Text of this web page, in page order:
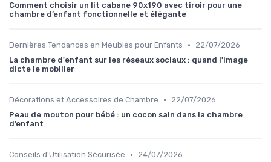
Comment choisir un lit cabane 90x190 avec tiroir pour une
chambre d’enfant fonctionnelle et élégante
Dernières Tendances en Meubles pour Enfants •
22/07/2026
La chambre d'enfant sur les réseaux sociaux : quand l'image
dicte le mobilier
Décorations et Accessoires de Chambre •
22/07/2026
Peau de mouton pour bébé : un cocon sain dans la chambre
d’enfant
Conseils d'Utilisation Sécurisée •
24/07/2026